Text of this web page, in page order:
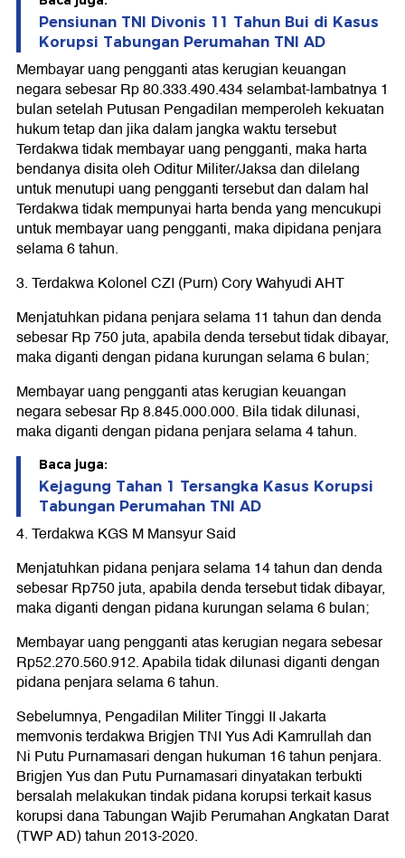
Pensiunan TNI Divonis 11 Tahun Bui di Kasus
Korupsi Tabungan Perumahan TNI AD
Membayar uang pengganti atas kerugian keuangan
negara sebesar Rp 80.333.490.434 selambat-lambatnya 1
bulan setelah Putusan Pengadilan memperoleh kekuatan
hukum tetap dan jika dalam jangka waktu tersebut
Terdakwa tidak membayar uang pengganti, maka harta
bendanya disita oleh Oditur Militer/Jaksa dan dilelang
untuk menutupi uang pengganti tersebut dan dalam hal
Terdakwa tidak mempunyai harta benda yang mencukupi
untuk membayar uang pengganti, maka dipidana penjara
selama 6 tahun.
3. Terdakwa Kolonel CZI (Purn) Cory Wahyudi AHT
Menjatuhkan pidana penjara selama 11 tahun dan denda
sebesar Rp 750 juta, apabila denda tersebut tidak dibayar,
maka diganti dengan pidana kurungan selama 6 bulan;
Membayar uang pengganti atas kerugian keuangan
negara sebesar Rp 8.845.000.000. Bila tidak dilunasi,
maka diganti dengan pidana penjara selama 4 tahun.
Baca juga:
Kejagung Tahan 1 Tersangka Kasus Korupsi
Tabungan Perumahan TNI AD
4. Terdakwa KGS M Mansyur Said
Menjatuhkan pidana penjara selama 14 tahun dan denda
sebesar Rp750 juta, apabila denda tersebut tidak dibayar,
maka diganti dengan pidana kurungan selama 6 bulan;
Membayar uang pengganti atas kerugian negara sebesar
Rp52.270.560.912. Apabila tidak dilunasi diganti dengan
pidana penjara selama 6 tahun.
Sebelumnya, Pengadilan Militer Tinggi II Jakarta
memvonis terdakwa Brigjen TNI Yus Adi Kamrullah dan
Ni Putu Purnamasari dengan hukuman 16 tahun penjara.
Brigjen Yus dan Putu Purnamasari dinyatakan terbukti
bersalah melakukan tindak pidana korupsi terkait kasus
korupsi dana Tabungan Wajib Perumahan Angkatan Darat
(TWP AD) tahun 2013-2020.